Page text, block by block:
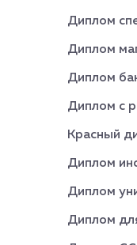
Диплом
Диплом
Диплом
Диплом с
Красный
Диплом
Диплом
Диплом